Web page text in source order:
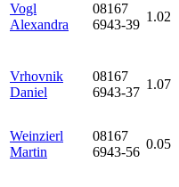
Vogl
Alexandra
08167
6943-39
1.02
Vrhovnik
Daniel
08167
6943-37
1.07
Weinzierl
Martin
08167
6943-56
0.05